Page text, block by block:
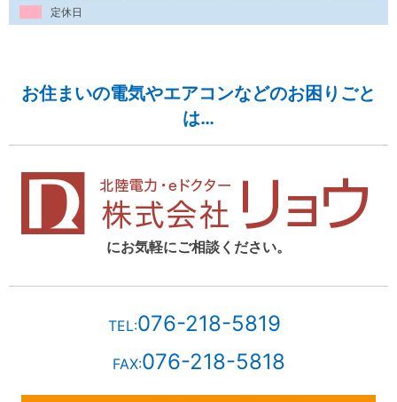
定休日
お住まいの電気やエアコンなどのお困りごと
は…
にお気軽にご相談ください。
TEL:076-218-5819
FAX:076-218-5818